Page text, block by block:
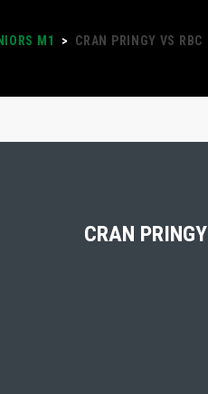
ENTRAÎNEMENTS
M1 > CRAN PRINGY VS RBC
CRAN PRINGY